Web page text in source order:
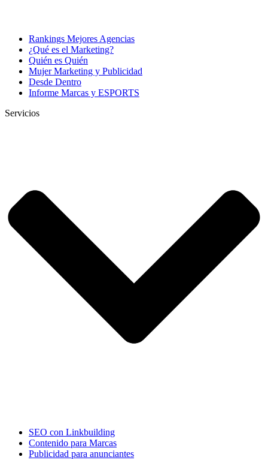
Rankings Mejores Agencias
¿Qué es el Marketing?
Quién es Quién
Mujer Marketing y Publicidad
Desde Dentro
Informe Marcas y ESPORTS
Servicios
SEO con Linkbuilding
Contenido para Marcas
Publicidad para anunciantes